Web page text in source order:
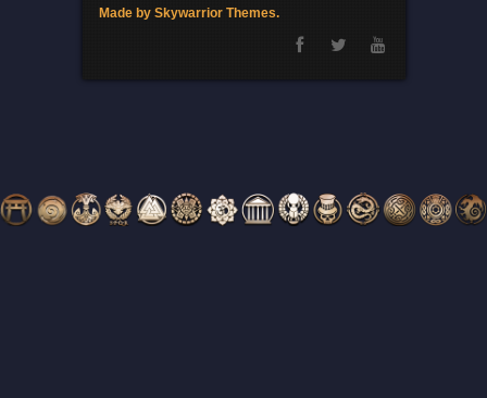
Made by Skywarrior Themes.